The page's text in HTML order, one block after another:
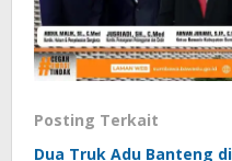
Posting Terkait
Dua Truk Adu Banteng